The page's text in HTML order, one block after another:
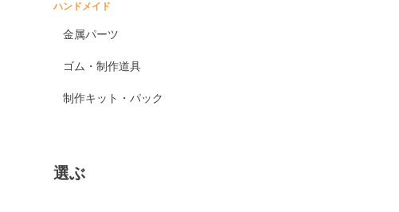
ハンドメイド
金属パーツ
ゴム・制作道具
制作キット・パック
選ぶ